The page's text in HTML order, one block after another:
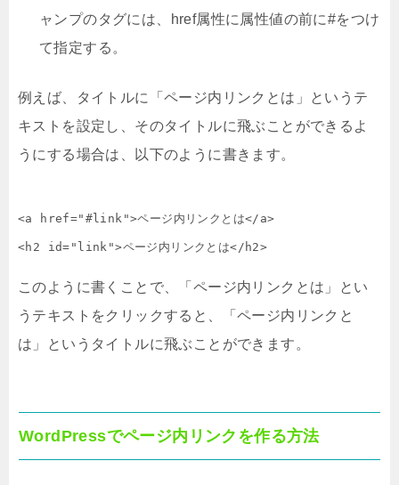
ャンプのタグには、href属性に属性値の前に#をつけ
て指定する。
例えば、タイトルに「ページ内リンクとは」というテ
キストを設定し、そのタイトルに飛ぶことができるよ
うにする場合は、以下のように書きます。
<a href="#link">ページ内リンクとは</a>
<h2 id="link">ページ内リンクとは</h2>
このように書くことで、「ページ内リンクとは」とい
うテキストをクリックすると、「ページ内リンクと
は」というタイトルに飛ぶことができます。
WordPressでページ内リンクを作る方法